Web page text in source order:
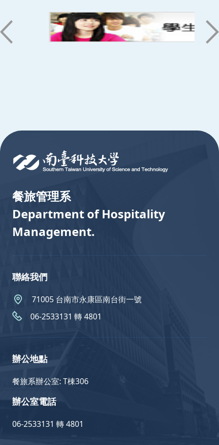
餐旅管理系
Department of Hospitality
Management.
聯絡我們
71005 台南市永康區南台街一號
06-2533131 轉 4801
辦公地點
餐旅系辦公室: T棟306
辦公室電話
06-2533131 轉 4801